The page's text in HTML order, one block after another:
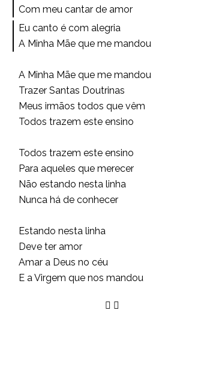
Com meu cantar de amor
Eu canto é com alegria
A Minha Mãe que me mandou
A Minha Mãe que me mandou
Trazer Santas Doutrinas
Meus irmãos todos que vêm
Todos trazem este ensino
Todos trazem este ensino
Para aqueles que merecer
Não estando nesta linha
Nunca há de conhecer
Estando nesta linha
Deve ter amor
Amar a Deus no céu
E a Virgem que nos mandou